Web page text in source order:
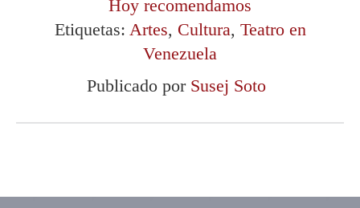
Hoy recomendamos
Etiquetas: Artes, Cultura, Teatro en
Venezuela
Publicado por Susej Soto